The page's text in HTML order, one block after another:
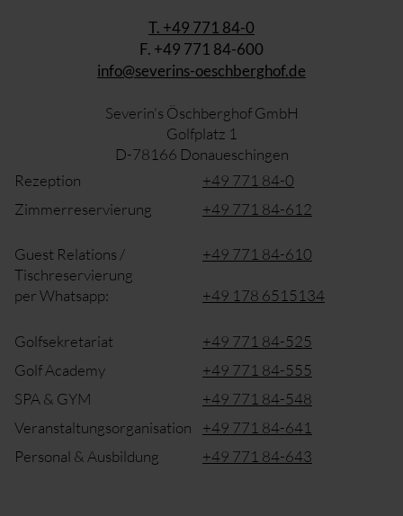
T. +49 771 84-0
F. +49 771 84-600
info@severins-oeschberghof.de
Severin's Öschberghof GmbH
Golfplatz 1
D-78166 Donaueschingen
Rezeption
+49 771 84-0
Zimmerreservierung
+49 771 84-612
Guest Relations /
Tischreservierung
per Whatsapp:
+49 771 84-610
+49 178 6515134
Golfsekretariat
+49 771 84-525
Golf Academy
+49 771 84-555
SPA & GYM
+49 771 84-548
Veranstaltungsorganisation
+49 771 84-641
Personal & Ausbildung
+49 771 84-643